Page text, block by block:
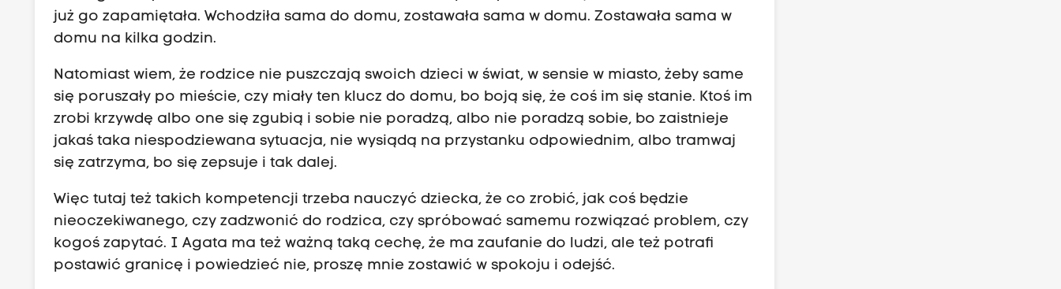
już go zapamiętała. Wchodziła sama do domu, zostawała sama w domu. Zostawała sama w
domu na kilka godzin.
Natomiast wiem, że rodzice nie puszczają swoich dzieci w świat, w sensie w miasto, żeby same
się poruszały po mieście, czy miały ten klucz do domu, bo boją się, że coś im się stanie. Ktoś im
zrobi krzywdę albo one się zgubią i sobie nie poradzą, albo nie poradzą sobie, bo zaistnieje
jakaś taka niespodziewana sytuacja, nie wysiądą na przystanku odpowiednim, albo tramwaj
się zatrzyma, bo się zepsuje i tak dalej.
Więc tutaj też takich kompetencji trzeba nauczyć dziecka, że co zrobić, jak coś będzie
nieoczekiwanego, czy zadzwonić do rodzica, czy spróbować samemu rozwiązać problem, czy
kogoś zapytać. I Agata ma też ważną taką cechę, że ma zaufanie do ludzi, ale też potrafi
postawić granicę i powiedzieć nie, proszę mnie zostawić w spokoju i odejść.